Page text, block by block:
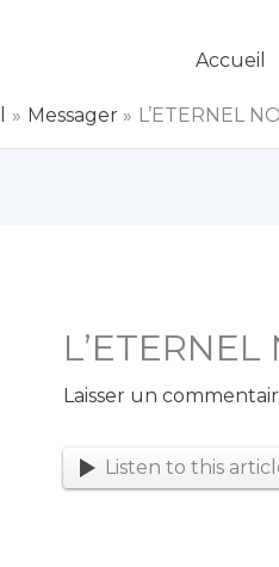
Accueil
Messager L’ETERNEL
Laisser un
Listen to this